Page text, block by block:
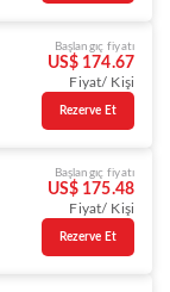
Başlangıç fiyatı
US$ 174.67
Fiyat/ Kişi
Rezerve Et
Başlangıç fiyatı
US$ 175.48
Fiyat/ Kişi
Rezerve Et